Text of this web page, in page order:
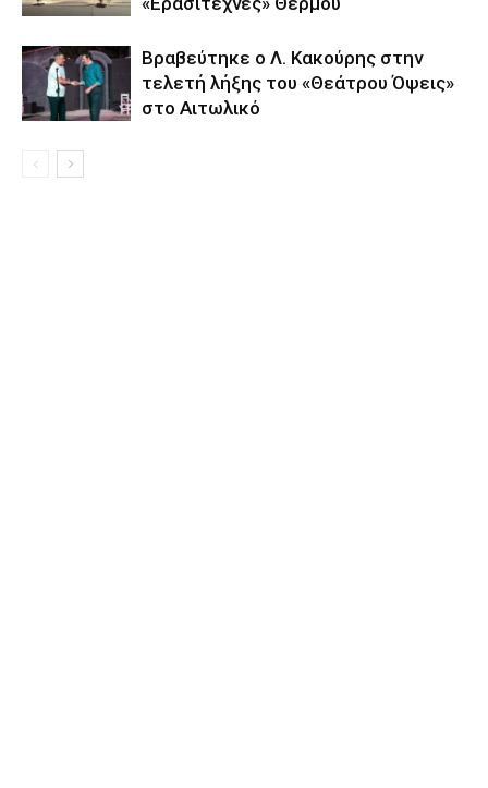
Βραβεύτηκε ο Λ. Κακούρης στην
τελετή λήξης του «Θεάτρου Όψεις»
στο Αιτωλικό